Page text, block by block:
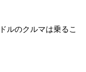
ルのクルマは乗るこ